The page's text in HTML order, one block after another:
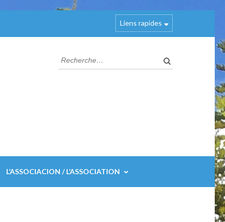
Liens rapides
Rechercher :
L’ASSOCIACION / L’ASSOCIATION